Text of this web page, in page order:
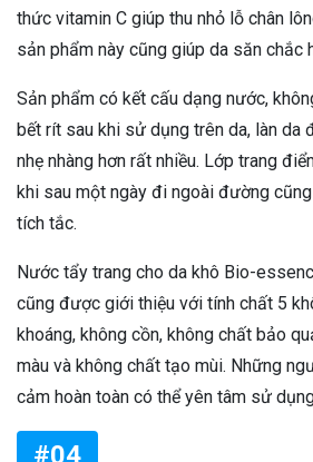
thức vitamin C giúp thu nhỏ lỗ chân
sản phẩm này cũng giúp da săn chắc
Sản phẩm có kết cấu dạng nước,
bết rít sau khi sử dụng trên da, làn da
nhẹ nhàng hơn rất nhiều. Lớp trang
khi sau một ngày đi ngoài đường
tích tắc.
Nước tẩy trang cho da khô Bio-
cũng được giới thiệu với tính chất 5
khoáng, không cồn, không chất bảo
màu và không chất tạo mùi. Những
cảm hoàn toàn có thể yên tâm sử
#04